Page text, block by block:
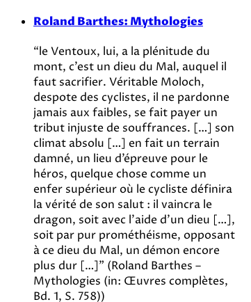
Roland Barthes: Mythologies
“le Ventoux, lui, a la plénitude du
mont, c’est un dieu du Mal, auquel il
faut sacrifier. Véritable Moloch,
despote des cyclistes, il ne pardonne
jamais aux faibles, se fait payer un
tribut injuste de souffrances. […] son
climat absolu […] en fait un terrain
damné, un lieu d’épreuve pour le
héros, quelque chose comme un
enfer supérieur où le cycliste définira
la vérité de son salut : il vaincra le
dragon, soit avec l’aide d’un dieu […],
soit par pur prométhéisme, opposant
à ce dieu du Mal, un démon encore
plus dur […]” (Roland Barthes –
Mythologies (in: Œuvres complètes,
Bd. 1, S. 758))